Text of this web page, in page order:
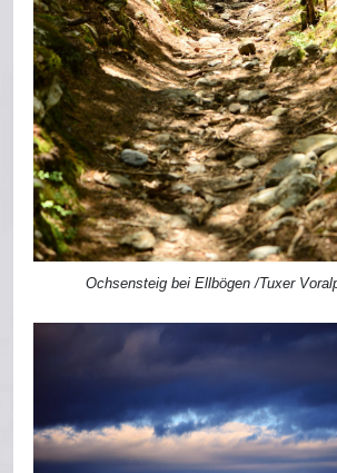
Ochsensteig bei Ellbögen /Tuxer